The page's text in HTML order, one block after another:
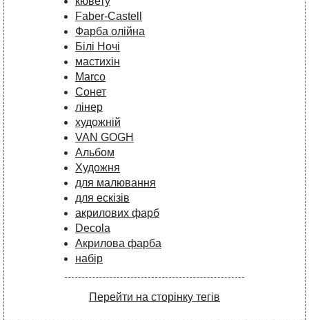
Faber-Castell
Фарба олійна
Білі Ночі
мастихін
Marco
Сонет
лінер
художній
VAN GOGH
Альбом
Художня
для малювання
для ескізів
акрилових фарб
Decola
Акрилова фарба
набір
Перейти на сторінку тегів